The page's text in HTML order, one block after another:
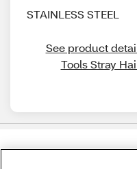
STAINLESS STEEL
See product
Tools Stray